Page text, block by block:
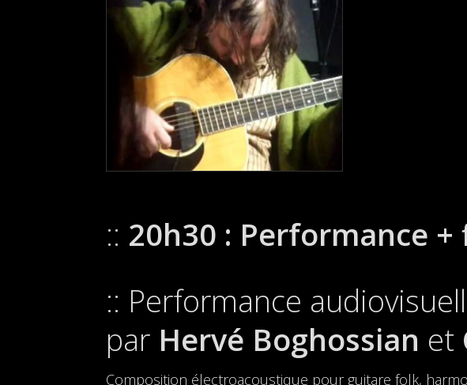
20h30 : Performance +
Performance
par Hervé Boghossian et
Composition électroacoustique pour guitare folk,